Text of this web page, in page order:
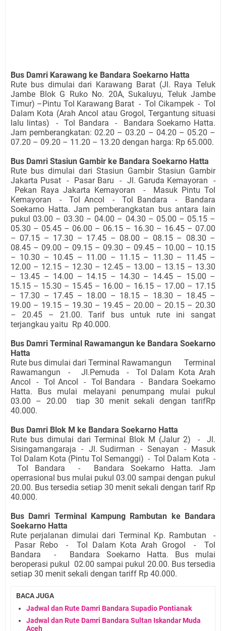
Bus Damri Karawang ke Bandara Soekarno Hatta
Rute bus dimulai dari Karawang Barat (Jl. Raya Teluk
Jambe Blok G Ruko No. 20A, Sukaluyu, Teluk Jambe
Timur) –Pintu Tol Karawang Barat - Tol Cikampek - Tol
Dalam Kota (Arah Ancol atau Grogol, Tergantung situasi
lalu lintas) - Tol Bandara - Bandara Soekarno Hatta.
Jam pemberangkatan: 02.20 – 03.20 – 04.20 – 05.20 –
07.20 – 09.20 – 11.20 – 13.20 dengan harga: Rp 65.000.
Bus Damri Stasiun Gambir ke Bandara Soekarno Hatta
Rute bus dimulai dari Stasiun Gambir Stasiun Gambir
Jakarta Pusat - Pasar Baru - Jl. Garuda Kemayoran -
Pekan Raya Jakarta Kemayoran - Masuk Pintu Tol
Kemayoran - Tol Ancol - Tol Bandara - Bandara
Soekarno Hatta. Jam pemberangkatan bus antara lain
pukul 03.00 – 03.30 – 04.00 – 04.30 – 05.00 – 05.15 –
05.30 – 05.45 – 06.00 – 06.15 – 16.30 – 16.45 – 07.00
– 07.15 – 17.30 – 17.45 – 08.00 – 08.15 – 08.30 –
08.45 – 09.00 – 09.15 – 09.30 – 09.45 – 10.00 – 10.15
– 10.30 – 10.45 – 11.00 – 11.15 – 11.30 – 11.45 –
12.00 – 12.15 – 12.30 – 12.45 – 13.00 – 13.15 – 13.30
– 13.45 – 14.00 – 14.15 – 14.30 – 14.45 – 15.00 –
15.15 – 15.30 – 15.45 – 16.00 – 16.15 – 17.00 – 17.15
– 17.30 – 17.45 – 18.00 – 18.15 – 18.30 – 18.45 –
19.00 – 19.15 – 19.30 – 19.45 – 20.00 – 20.15 – 20.30
– 20.45 – 21.00. Tarif bus untuk rute ini sangat
terjangkau yaitu Rp 40.000.
Bus Damri Terminal Rawamangun ke Bandara Soekarno
Hatta
Rute bus dimulai dari Terminal Rawamangun Terminal
Rawamangun - Jl.Pemuda - Tol Dalam Kota Arah
Ancol - Tol Ancol - Tol Bandara - Bandara Soekarno
Hatta. Bus mulai melayani penumpang mulai pukul
03.00 – 20.00 tiap 30 menit sekali dengan tarifRp
40.000.
Bus Damri Blok M ke Bandara Soekarno Hatta
Rute bus dimulai dari Terminal Blok M (Jalur 2) - Jl.
Sisingamangaraja - Jl. Sudirman - Senayan - Masuk
Tol Dalam Kota (Pintu Tol Semanggi) - Tol Dalam Kota -
Tol Bandara - Bandara Soekarno Hatta. Jam
operrasional bus mulai pukul 03.00 sampai dengan pukul
20.00. Bus tersedia setiap 30 menit sekali dengan tarif Rp
40.000.
Bus Damri Terminal Kampung Rambutan ke Bandara
Soekarno Hatta
Rute perjalanan dimulai dari Terminal Kp. Rambutan -
Pasar Rebo - Tol Dalam Kota Arah Grogol - Tol
Bandara - Bandara Soekarno Hatta. Bus mulai
beroperasi pukul 02.00 sampai pukul 20.00. Bus tersedia
setiap 30 menit sekali dengan tariff Rp 40.000.
BACA JUGA
Jadwal dan Rute Damri Bandara Supadio Pontianak
Jadwal dan Rute Damri Bandara Sultan Iskandar Muda
Aceh